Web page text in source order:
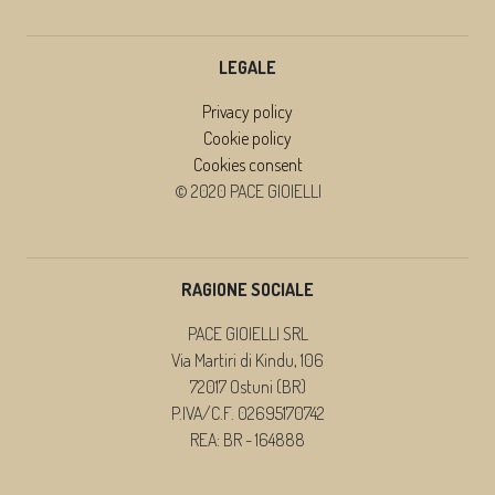
LEGALE
Privacy policy
Cookie policy
Cookies consent
© 2020 PACE GIOIELLI
RAGIONE SOCIALE
PACE GIOIELLI SRL
Via Martiri di Kindu, 106
72017 Ostuni (BR)
P.IVA/C.F. 02695170742
REA: BR - 164888